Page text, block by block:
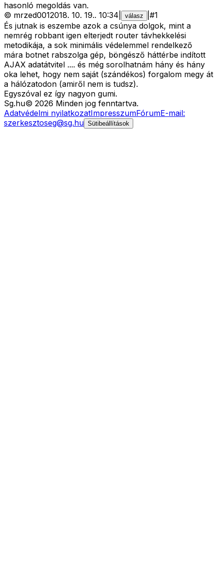
hasonló megoldás van.
© mrzed0012018. 10. 19.. 10:34 válasz #1
És jutnak is eszembe azok a csúnya dolgok, mint a
nemrég robbant igen elterjedt router távhekkelési
metodikája, a sok minimális védelemmel rendelkező
mára botnet rabszolga gép, böngésző háttérbe indított
AJAX adatátvitel .... és még sorolhatnám hány és hány
oka lehet, hogy nem saját (szándékos) forgalom megy át
a hálózatodon (amiről nem is tudsz).
Egyszóval ez így nagyon gumi.
Sg.hu© 2026 Minden jog fenntartva.
Adatvédelmi nyilatkozatImpresszumFórumE-mail:
szerkesztoseg@sg.hu Sütibeállítások